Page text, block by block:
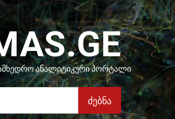
ᲐᲜᲐᲚᲘᲢᲘᲙᲣᲠᲘ ᲞᲝᲠᲢᲐᲚᲘ
ძებნა